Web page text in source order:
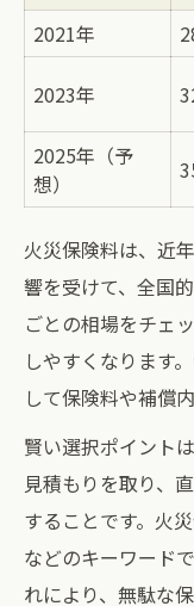
2021年
2023年
2025年（予
想）
火災保険料は、近
響を受けて、全国
ごとの相場をチェ
しやすくなります
して保険料や補償
賢い選択ポイント
見積もりを取り、
することです。火
などのキーワード
れにより、無駄な